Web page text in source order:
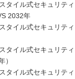
タイル式セキュリテ
2032年
タイル式セキュリテ
タイル式セキュリテ
）
タイル式セキュリテ